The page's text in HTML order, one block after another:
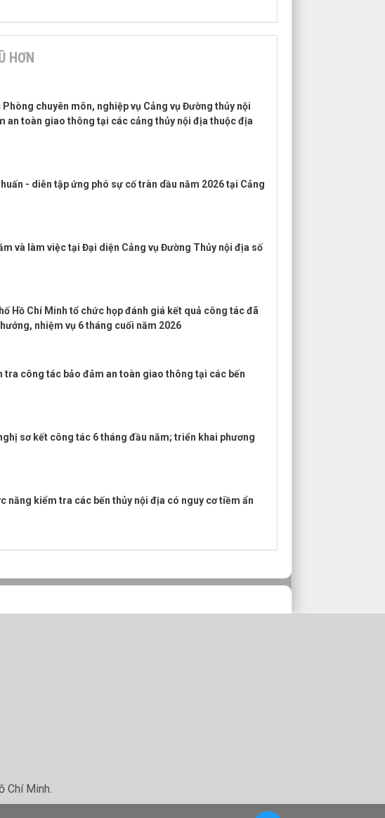
HƠN
chuyên môn, nghiệp vụ Cảng vụ Đường thủy nội
an toàn giao thông tại các cảng thủy nội địa thuộc địa
- diễn tập ứng phó sự cố tràn dầu năm 2026 tại Cảng
và làm việc tại Đại diện Cảng vụ Đường Thủy nội địa số
Hồ Chí Minh tổ chức họp đánh giá kết quả công tác đã
nhiệm vụ 6 tháng cuối năm 2026
công tác bảo đảm an toàn giao thông tại các bến
sơ kết công tác 6 tháng đầu năm; triển khai phương
năng kiểm tra các bến thủy nội địa có nguy cơ tiềm ẩn
Chí Minh